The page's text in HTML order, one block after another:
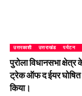
उत्तरकाशी उत्तराखंड पर्यटन
पुरोला विधानसभा
ट्रेक ऑफ द ईयर घोषित
किया।